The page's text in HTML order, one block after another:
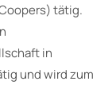
tätig.
in
und wird zum